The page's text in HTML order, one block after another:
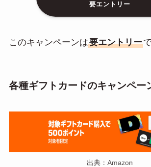
要エントリー
このキャンペーンは要エントリー
各種ギフトカードのキャンペー
出典：Amazon